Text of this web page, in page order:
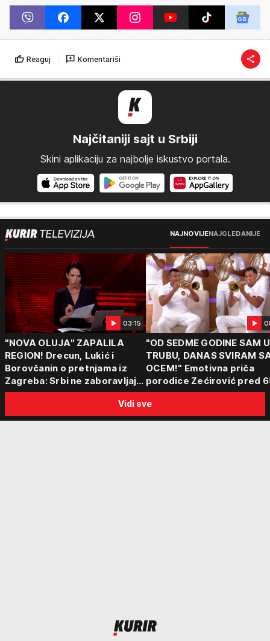
Reaguj Komentariši
Najčitaniji sajt u Srbiji
Skini aplikaciju za najbolje iskustvo portala.
NAJNOVIJENAJGLEDANIJE
03:15
"NOVA OLUJA" ZAPALILA
REGION! Drecun, Lukić i
Borovčanin o pretnjama iz
Zagreba: Srbi ne zaboravljaju
progon
"OD SEDME GODINE SAM
TRUBU, DANAS SVIRAM
OCEM!" Emotivna priča
porodice Zećirović pred
Sabor trubača u Guči
Vidi sve